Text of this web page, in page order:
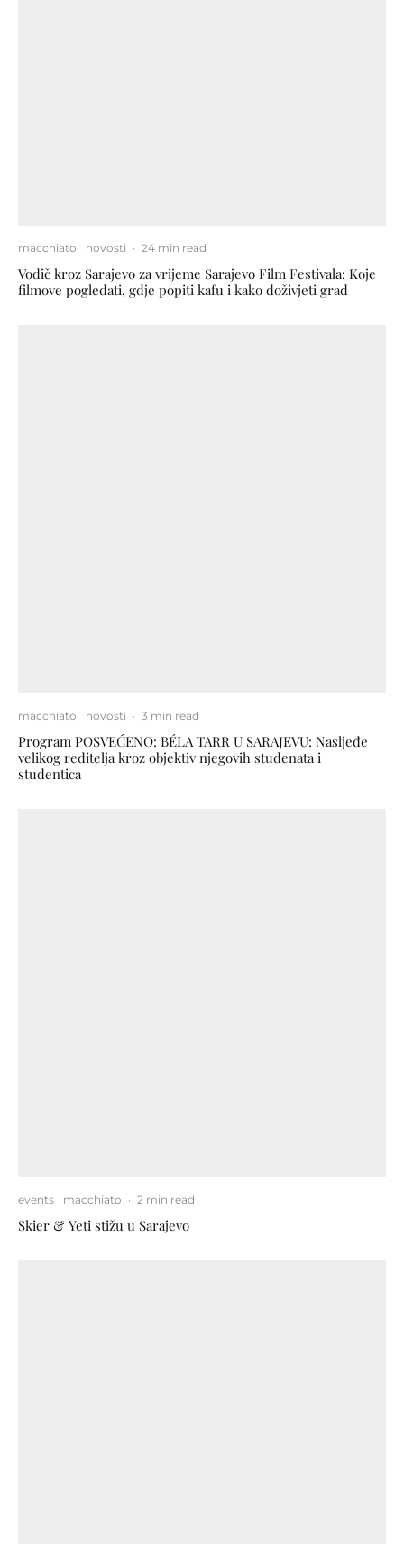
macchiato novosti · 24 min read
Vodič kroz Sarajevo za vrijeme Sarajevo Film Festivala: Koje
filmove pogledati, gdje popiti kafu i kako doživjeti grad
macchiato novosti · 3 min read
Program POSVEĆENO: BÉLA TARR U SARAJEVU: Nasljeđe
velikog reditelja kroz objektiv njegovih studenata i
studentica
events macchiato · 2 min read
Skier & Yeti stižu u Sarajevo